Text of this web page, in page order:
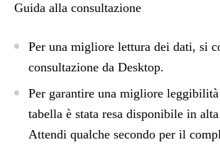
Guida alla consultazione
Per una migliore lettura dei dati, si
consultazione da Desktop.
Per garantire una migliore
tabella è stata resa disponibile in
Attendi qualche secondo per il